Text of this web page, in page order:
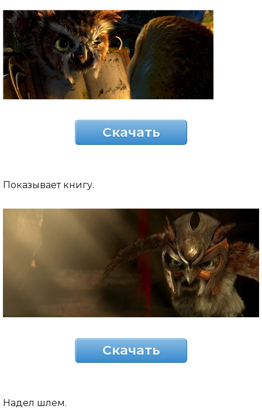
Скачать
Показывает книгу.
Скачать
Надел шлем.